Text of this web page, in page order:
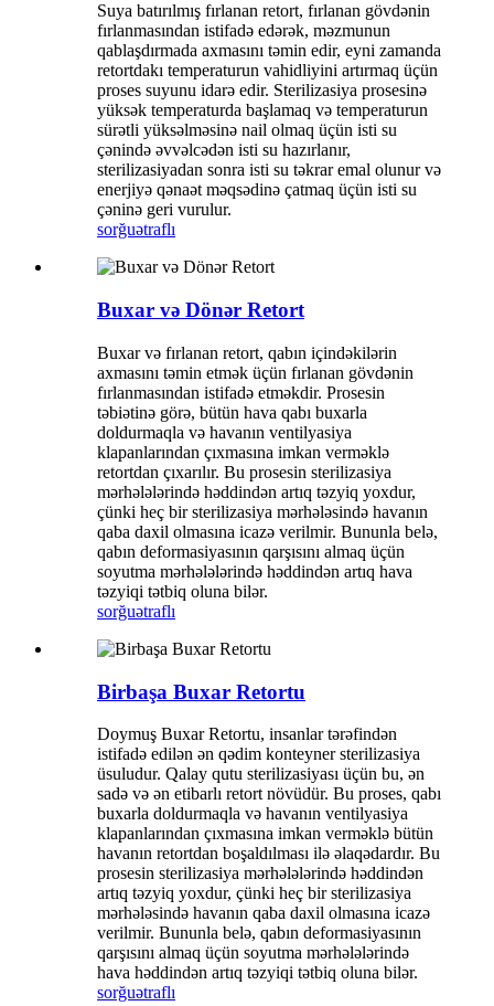
Suya batırılmış fırlanan retort, fırlanan gövdənin
fırlanmasından istifadə edərək, məzmunun
qablaşdırmada axmasını təmin edir, eyni zamanda
retortdakı temperaturun vahidliyini artırmaq üçün
proses suyunu idarə edir. Sterilizasiya prosesinə
yüksək temperaturda başlamaq və temperaturun
sürətli yüksəlməsinə nail olmaq üçün isti su
çənində əvvəlcədən isti su hazırlanır,
sterilizasiyadan sonra isti su təkrar emal olunur və
enerjiyə qənaət məqsədinə çatmaq üçün isti su
çəninə geri vurulur.
sorğuətraflı
Buxar və Dönər Retort
Buxar və fırlanan retort, qabın içindəkilərin
axmasını təmin etmək üçün fırlanan gövdənin
fırlanmasından istifadə etməkdir. Prosesin
təbiətinə görə, bütün hava qabı buxarla
doldurmaqla və havanın ventilyasiya
klapanlarından çıxmasına imkan verməklə
retortdan çıxarılır. Bu prosesin sterilizasiya
mərhələlərində həddindən artıq təzyiq yoxdur,
çünki heç bir sterilizasiya mərhələsində havanın
qaba daxil olmasına icazə verilmir. Bununla belə,
qabın deformasiyasının qarşısını almaq üçün
soyutma mərhələlərində həddindən artıq hava
təzyiqi tətbiq oluna bilər.
sorğuətraflı
Birbaşa Buxar Retortu
Doymuş Buxar Retortu, insanlar tərəfindən
istifadə edilən ən qədim konteyner sterilizasiya
üsuludur. Qalay qutu sterilizasiyası üçün bu, ən
sadə və ən etibarlı retort növüdür. Bu proses, qabı
buxarla doldurmaqla və havanın ventilyasiya
klapanlarından çıxmasına imkan verməklə bütün
havanın retortdan boşaldılması ilə əlaqədardır. Bu
prosesin sterilizasiya mərhələlərində həddindən
artıq təzyiq yoxdur, çünki heç bir sterilizasiya
mərhələsində havanın qaba daxil olmasına icazə
verilmir. Bununla belə, qabın deformasiyasının
qarşısını almaq üçün soyutma mərhələlərində
hava həddindən artıq təzyiqi tətbiq oluna bilər.
sorğuətraflı